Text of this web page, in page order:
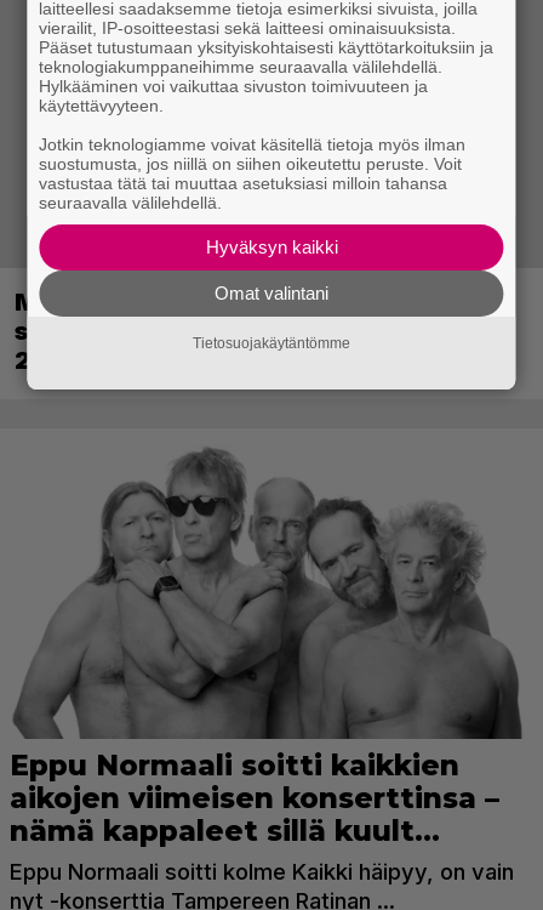
Metsästyssimulaattorin jatko-osa
saapuu ensi kuussa – Way of the Hunter
2 päivättiin
laitteellesi saadaksemme tietoja esimerkiksi sivuista, joilla
vierailit, IP-osoitteestasi sekä laitteesi ominaisuuksista.
Pääset tutustumaan yksityiskohtaisesti käyttötarkoituksiin ja
teknologiakumppaneihimme seuraavalla välilehdellä.
Hylkääminen voi vaikuttaa sivuston toimivuuteen ja
käytettävyyteen.
Jotkin teknologiamme voivat käsitellä tietoja myös ilman
suostumusta, jos niillä on siihen oikeutettu peruste. Voit
vastustaa tätä tai muuttaa asetuksiasi milloin tahansa
seuraavalla välilehdellä.
Hyväksyn kaikki
Omat valintani
Tietosuojakäytäntömme